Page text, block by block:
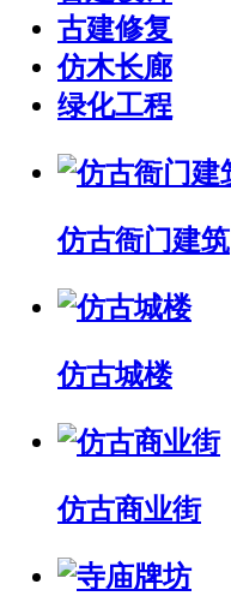
古建修复
仿木长廊
绿化工程
仿古衙门建筑
仿古城楼
仿古商业街